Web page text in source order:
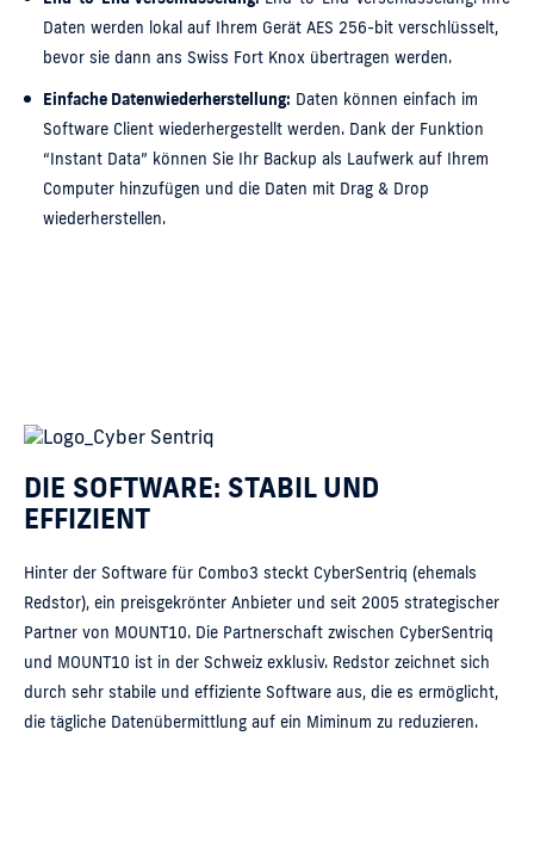
Daten werden lokal auf Ihrem Gerät AES 256-bit verschlüsselt,
bevor sie dann ans Swiss Fort Knox übertragen werden.
Einfache Datenwiederherstellung: Daten können einfach im
Software Client wiederhergestellt werden. Dank der Funktion
“Instant Data” können Sie Ihr Backup als Laufwerk auf Ihrem
Computer hinzufügen und die Daten mit Drag & Drop
wiederherstellen.
DIE SOFTWARE: STABIL UND
EFFIZIENT
Hinter der Software für Combo3 steckt CyberSentriq (ehemals
Redstor), ein preisgekrönter Anbieter und seit 2005 strategischer
Partner von MOUNT10. Die Partnerschaft zwischen CyberSentriq
und MOUNT10 ist in der Schweiz exklusiv. Redstor zeichnet sich
durch sehr stabile und effiziente Software aus, die es ermöglicht,
die tägliche Datenübermittlung auf ein Miminum zu reduzieren.